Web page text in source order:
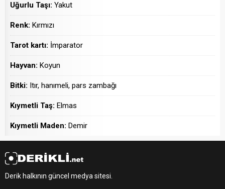
Uğurlu Taşı: Yakut
Renk: Kırmızı
Tarot kartı: İmparator
Hayvan: Koyun
Bitki: Itır, hanımeli, pars zambağı
Kıymetli Taş: Elmas
Kıymetli Maden: Demir
Derik halkının güncel medya sitesi.